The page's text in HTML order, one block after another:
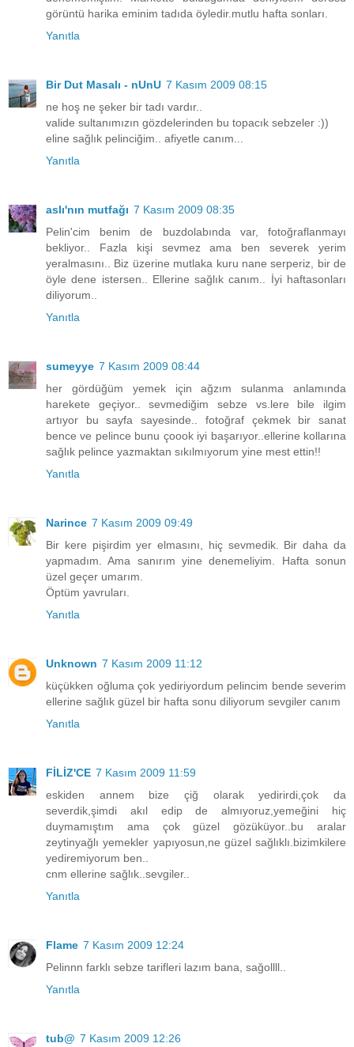
görüntü harika eminim tadıda öyledir.mutlu hafta sonları.
Yanıtla
Bir Dut Masalı - nUnU 7 Kasım 2009 08:15
ne hoş ne şeker bir tadı vardır..
valide sultanımızın gözdelerinden bu topacık sebzeler :))
eline sağlık pelinciğim.. afiyetle canım...
Yanıtla
aslı'nın mutfağı 7 Kasım 2009 08:35
Pelin'cim benim de buzdolabında var, fotoğraflanmayı
bekliyor.. Fazla kişi sevmez ama ben severek yerim
yeralmasını.. Biz üzerine mutlaka kuru nane serperiz, bir de
öyle dene istersen.. Ellerine sağlık canım.. İyi haftasonları
diliyorum..
Yanıtla
sumeyye 7 Kasım 2009 08:44
her gördüğüm yemek için ağzım sulanma anlamında
harekete geçiyor.. sevmediğim sebze vs.lere bile ilgim
artıyor bu sayfa sayesinde.. fotoğraf çekmek bir sanat
bence ve pelince bunu çoook iyi başarıyor..ellerine kollarına
sağlık pelince yazmaktan sıkılmıyorum yine mest ettin!!
Yanıtla
Narince 7 Kasım 2009 09:49
Bir kere pişirdim yer elmasını, hiç sevmedik. Bir daha da
yapmadım. Ama sanırım yine denemeliyim. Hafta sonun
üzel geçer umarım.
Öptüm yavruları.
Yanıtla
Unknown 7 Kasım 2009 11:12
küçükken oğluma çok yediriyordum pelincim bende severim
ellerine sağlık güzel bir hafta sonu diliyorum sevgiler canım
Yanıtla
FİLİZ'CE 7 Kasım 2009 11:59
eskiden annem bize çiğ olarak yedirirdi,çok da
severdik,şimdi akıl edip de almıyoruz,yemeğini hiç
duymamıştım ama çok güzel gözüküyor..bu aralar
zeytinyağlı yemekler yapıyosun,ne güzel sağlıklı.bizimkilere
yediremiyorum ben..
cnm ellerine sağlık..sevgiler..
Yanıtla
Flame 7 Kasım 2009 12:24
Pelinnn farklı sebze tarifleri lazım bana, sağollll..
Yanıtla
tub@ 7 Kasım 2009 12:26